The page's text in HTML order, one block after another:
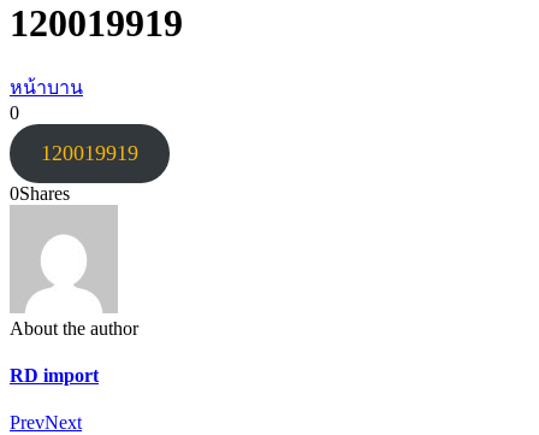
120019919
หน้าบาน
0
120019919
0Shares
About the author
RD import
PrevNext